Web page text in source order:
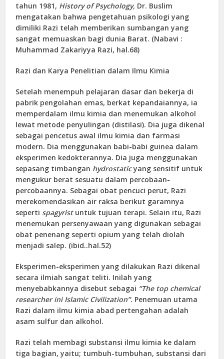
tahun 1981, History of Psychology, Dr. Buslim
mengatakan bahwa pengetahuan psikologi yang
dimiliki Razi telah memberikan sumbangan yang
sangat memuaskan bagi dunia Barat. (Nabavi :
Muhammad Zakariyya Razi, hal.68)
Razi dan Karya Penelitian dalam Ilmu Kimia
Setelah menempuh pelajaran dasar dan bekerja di
pabrik pengolahan emas, berkat kepandaiannya, ia
memperdalam ilmu kimia dan menemukan alkohol
lewat metode penyulingan (distilasi). Dia juga dikenal
sebagai pencetus awal ilmu kimia dan farmasi
modern. Dia menggunakan babi-babi guinea dalam
eksperimen kedokterannya. Dia juga menggunakan
sepasang timbangan hydrostaticyang sensitif untuk
mengukur berat sesuatu dalam percobaan-
percobaannya. Sebagai obat pencuci perut, Razi
merekomendasikan air raksa berikut garamnya
seperti spagyristuntuk tujuan terapi. Selain itu, Razi
menemukan persenyawaan yang digunakan sebagai
obat penenang seperti opium yang telah diolah
menjadi salep. (ibid..hal.52)
Eksperimen-eksperimen yang dilakukan Razi dikenal
secara ilmiah sangat teliti. Inilah yang
menyebabkannya disebut sebagai “The top chemical
researcher ini Islamic Civilization”. Penemuan utama
Razi dalam ilmu kimia abad pertengahan adalah
asam sulfur dan alkohol.
Razi telah membagi substansi ilmu kimia ke dalam
tiga bagian, yaitu; tumbuh-tumbuhan, substansi dari